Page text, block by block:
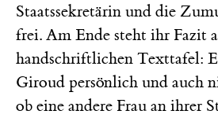
Staatssekretärin und die
frei. Am Ende steht ihr Fazit
handschriftlichen Texttafel:
Giroud persönlich und auch
ob eine andere Frau an ihrer